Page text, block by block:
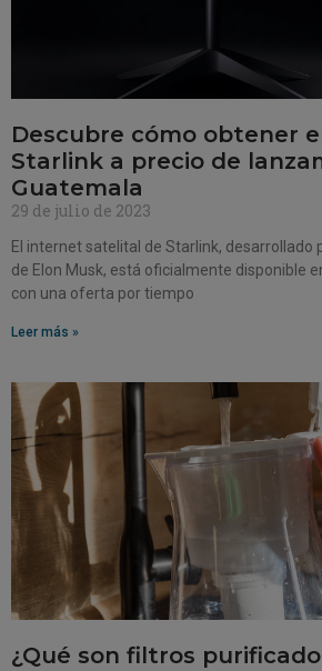
Descubre cómo obtener
Starlink a precio de
Guatemala
29 de julio de 2023
El internet satelital de Starlink, desarrollado
de Elon Musk, está oficialmente disponible
con una oferta por tiempo
Leer más »
¿Qué son filtros